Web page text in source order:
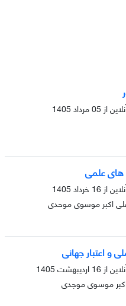
از 05 مرداد 1405
های علمی
از 16 خرداد 1405
علی اکبر موسوی موحدی
و اعتبار جهانی
از 16 اردیبهشت 1405
موسوی موجدی